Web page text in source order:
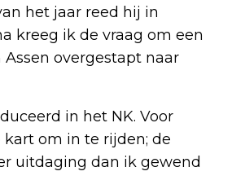
het jaar reed hij in
kreeg ik de vraag om een
overgestapt naar
in het NK. Voor
om in te rijden; de
uitdaging dan ik gewend